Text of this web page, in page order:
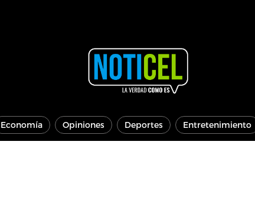
Economía Opiniones Deportes Entretenimiento